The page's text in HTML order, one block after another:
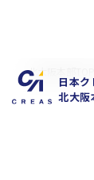
日本
北大阪
北大阪本部TOP